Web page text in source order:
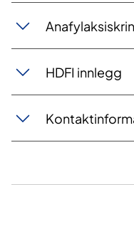
HDFI innlegg​​​